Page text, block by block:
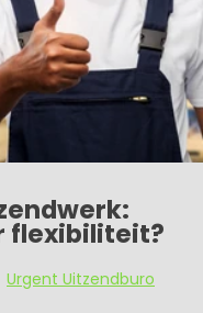
flexibiliteit?
Urgent Uitzendburo